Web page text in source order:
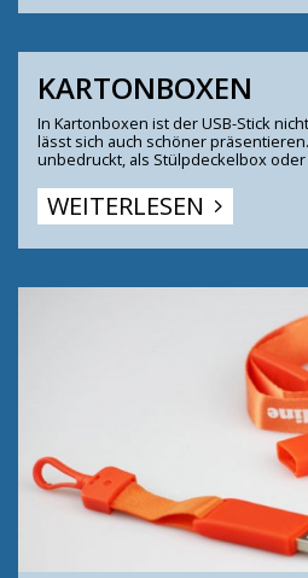
KARTONBOXEN
In Kartonboxen ist der USB-Stick
lässt sich auch schöner
unbedruckt, als Stülpdeckelbox
WEITERLESEN